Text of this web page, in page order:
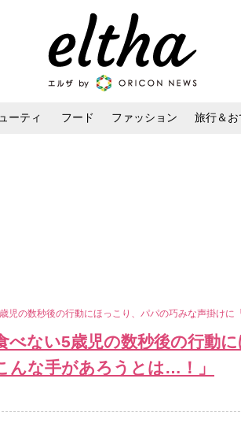
ーティ フード ファッション 旅行＆お
児の数秒後の行動にほっこり、パパの巧みな声掛け
べない5歳児の数秒後の行動に
んな手があろうとは…！」